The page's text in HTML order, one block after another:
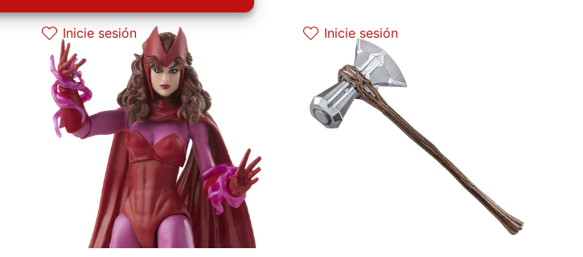
Inicie sesión
El precio original era: 29.90€.El precio actual es: 22.42€.
Inicie sesión